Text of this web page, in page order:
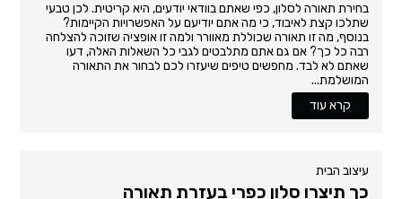
בחירת תאורה לסלון, כפי שאתם בוודאי יודעים, היא קריטית. לכן טבעי
שתלכו קצת לאיבוד, כי מה אתם יודיעם על האפשרויות הקיימות?
בנוסף, מה זו תאורה שכוללת מאוורר ולמה זו אופציה שזוכה להצלחה
רבה כל כך? אם גם אתם מתלבטים לגבי כל השאלות האלה, דעו
שאתם לא לבד. מחפשים טיפים שיעזרו לכם לבחור את התאורה
המושלמת...
קרא עוד
עיצוב הבית
כך תיצרו סלון כפרי בעזרת תאורה